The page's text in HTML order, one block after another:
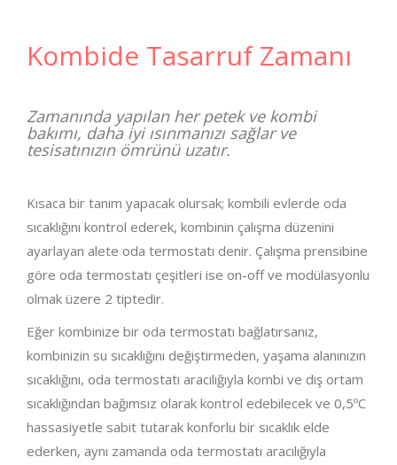
Kombide Tasarruf Zamanı
Zamanında yapılan her petek ve kombi
bakımı, daha iyi ısınmanızı sağlar ve
tesisatınızın ömrünü uzatır.
Kısaca bir tanım yapacak olursak; kombili evlerde oda
sıcaklığını kontrol ederek, kombinin çalışma düzenini
ayarlayan alete oda termostatı denir. Çalışma prensibine
göre oda termostatı çeşitleri ise on-off ve modülasyonlu
olmak üzere 2 tiptedir.
Eğer kombinize bir oda termostatı bağlatırsanız,
kombinizin su sıcaklığını değiştirmeden, yaşama alanınızın
sıcaklığını, oda termostatı aracılığıyla kombi ve dış ortam
sıcaklığından bağımsız olarak kontrol edebilecek ve 0,5ºC
hassasiyetle sabit tutarak konforlu bir sıcaklık elde
ederken, aynı zamanda oda termostatı aracılığıyla